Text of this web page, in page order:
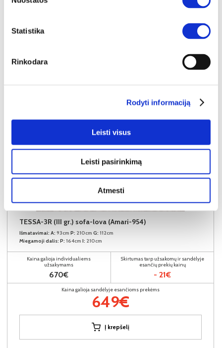
Statistika
Rinkodara
Rodyti informaciją
Leisti visus
Leisti pasirinkimą
Atmesti
NAUJIENA YRA SANDĖLYJE
TESSA-3R (III gr.) sofa-lova (Amari-954)
Išmatavimai: A: 93cm P: 210cm G: 112cm
Miegamoji dalis: P: 164cm I: 210cm
Kaina galioja individualiems
užsakymams
670€
Skirtumas tarp užsakomų ir sandėlyje
esančių prekių kainų
- 21€
Kaina galioja sandėlyje esančioms prekėms
649€
Į krepšelį